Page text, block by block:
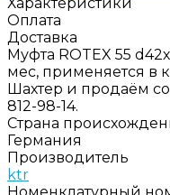
Оплата
Доставка
Муфта ROTEX 55
мес, применяется
Шахтер и продаём
812-98-14.
Страна
Германия
Производитель
ktr